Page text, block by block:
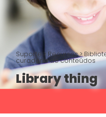
Suporte > Recursos>
curadoria de conteúdos
Library thing